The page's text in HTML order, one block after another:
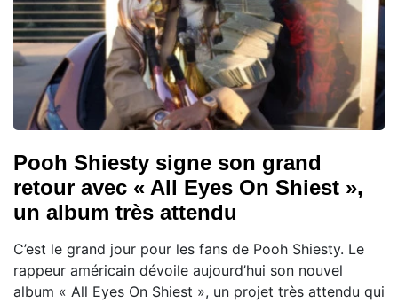
Pooh Shiesty signe son grand
retour avec « All Eyes On Shiest »,
un album très attendu
C’est le grand jour pour les fans de Pooh Shiesty. Le
rappeur américain dévoile aujourd’hui son nouvel
album « All Eyes On Shiest », un projet très attendu qui